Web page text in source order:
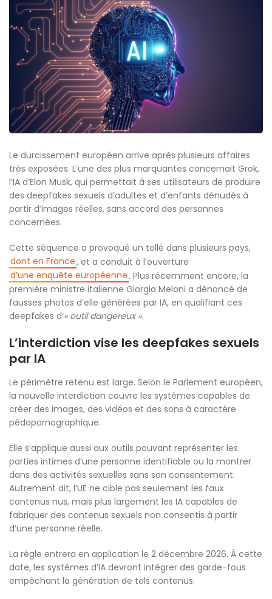
Le durcissement européen arrive après plusieurs affaires
très exposées. L’une des plus marquantes concernait Grok,
l’IA d’Elon Musk, qui permettait à ses utilisateurs de produire
des deepfakes sexuels d’adultes et d’enfants dénudés à
partir d’images réelles, sans accord des personnes
concernées.
Cette séquence a provoqué un tollé dans plusieurs pays,
dont en France, et a conduit à l’ouverture
d’une enquête européenne . Plus récemment encore, la
première ministre italienne Giorgia Meloni a dénoncé de
fausses photos d’elle générées par IA, en qualifiant ces
deepfakes d’« outil dangereux ».
L’interdiction vise les deepfakes sexuels
par IA
Le périmètre retenu est large. Selon le Parlement européen,
la nouvelle interdiction couvre les systèmes capables de
créer des images, des vidéos et des sons à caractère
pédopornographique.
Elle s’applique aussi aux outils pouvant représenter les
parties intimes d’une personne identifiable ou la montrer
dans des activités sexuelles sans son consentement.
Autrement dit, l’UE ne cible pas seulement les faux
contenus nus, mais plus largement les IA capables de
fabriquer des contenus sexuels non consentis à partir
d’une personne réelle.
La règle entrera en application le 2 décembre 2026. À cette
date, les systèmes d’IA devront intégrer des garde-fous
empêchant la génération de tels contenus.